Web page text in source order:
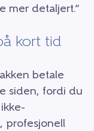
mer detaljert.”
kort tid
betale
siden, fordi du
profesjonell